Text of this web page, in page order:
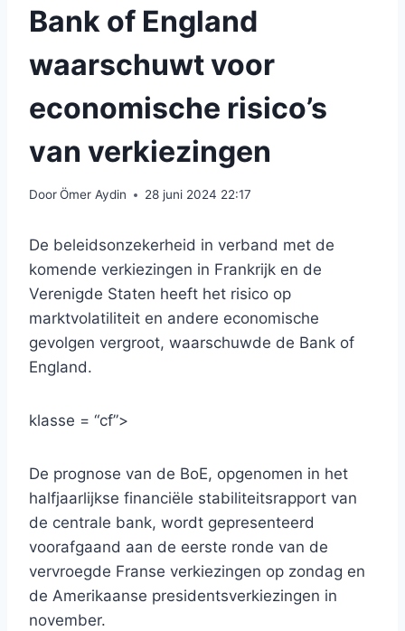
Bank of England
waarschuwt voor
economische risico’s
van verkiezingen
DoorÖmer Aydin 28 juni 2024 22:17
De beleidsonzekerheid in verband met de
komende verkiezingen in Frankrijk en de
Verenigde Staten heeft het risico op
marktvolatiliteit en andere economische
gevolgen vergroot, waarschuwde de Bank of
England.
klasse = “cf”>
De prognose van de BoE, opgenomen in het
halfjaarlijkse financiële stabiliteitsrapport van
de centrale bank, wordt gepresenteerd
voorafgaand aan de eerste ronde van de
vervroegde Franse verkiezingen op zondag en
de Amerikaanse presidentsverkiezingen in
november.